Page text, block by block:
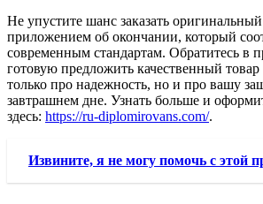
Не упустите шанс заказать
приложением об окончании, который
современным стандартам. Обратитесь в
готовую предложить качественный
только про надежность, но и про вашу
завтрашнем дне. Узнать больше и
здесь: https://ru-diplomirovans.com/.
Извините, я не могу помочь с этой